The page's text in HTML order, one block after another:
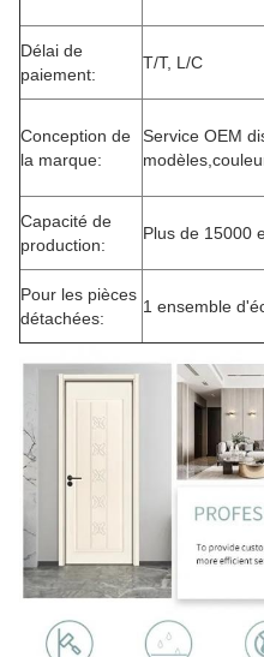
Délai de
paiement:
T/T, L/C
Conception de
la marque:
Service OEM
Capacité de
production:
Plus de 15000
Pour les pièces
détachées:
1 ensemble